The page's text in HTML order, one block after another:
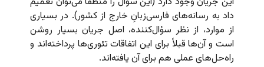
داد به رسانه‌های فارسی‌زبانِ خارج از کشور). در بسیاری
از موارد، از نظر سؤال‌کننده، اصل جریان بسیار روشن
است و آن‌ها قبلاً برای این اتفاقات تئوری‌ها پرداخته‌اند و
راه‌حل‌های عملی هم برای آن یافته‌اند.